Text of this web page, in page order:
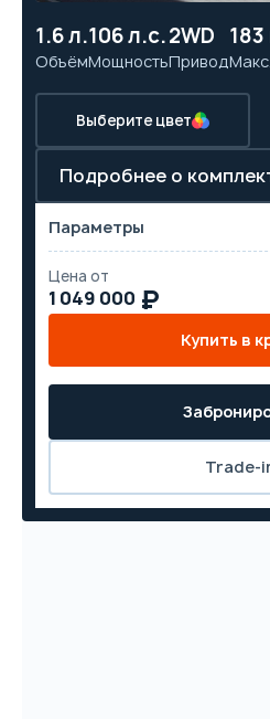
1.6 л.
Объём
106 л.с.
Мощность
2WD
Привод
Выберите цвет
Подробнее о
Параметры
Цена от
1 049 000
Купить в
Trade-